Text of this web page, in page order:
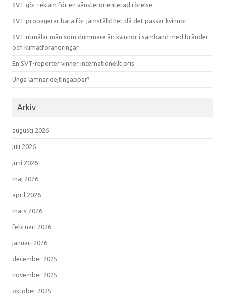
SVT gör reklam för en vänsterorienterad rörelse
SVT propagerar bara för jämställdhet då det passar kvinnor
SVT utmålar män som dummare än kvinnor i samband med bränder
och klimatförändringar
En SVT-reporter vinner internationellt pris
Unga lämnar dejtingappar?
Arkiv
augusti 2026
juli 2026
juni 2026
maj 2026
april 2026
mars 2026
februari 2026
januari 2026
december 2025
november 2025
oktober 2025